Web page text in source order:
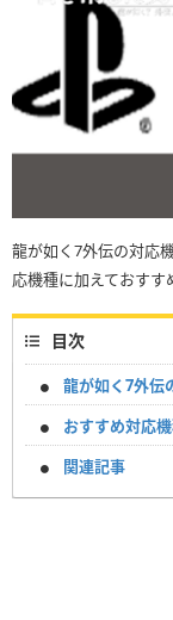
龍が如く7外伝の対応
応機種に加えておすす
目次
龍が如く7外伝
おすすめ対応
関連記事